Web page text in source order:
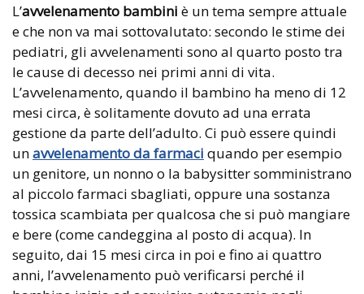
L’avvelenamento bambini è un tema sempre attuale
e che non va mai sottovalutato: secondo le stime dei
pediatri, gli avvelenamenti sono al quarto posto tra
le cause di decesso nei primi anni di vita.
L’avvelenamento, quando il bambino ha meno di 12
mesi circa, è solitamente dovuto ad una errata
gestione da parte dell’adulto. Ci può essere quindi
unavvelenamento da farmaci quando per esempio
un genitore, un nonno o la babysitter somministrano
al piccolo farmaci sbagliati, oppure una sostanza
tossica scambiata per qualcosa che si può mangiare
e bere (come candeggina al posto di acqua). In
seguito, dai 15 mesi circa in poi e fino ai quattro
anni, l’avvelenamento può verificarsi perché il